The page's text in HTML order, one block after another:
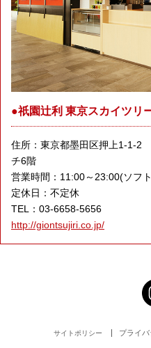
●祇園辻利 東京スカイツリ
住所：東京都墨田区押上1-1-2
チ6階
営業時間：11:00～23:00(ソフ
定休日：不定休
TEL：03-6658-5656
http://giontsujiri.co.jp/
サイトポリシー プライ